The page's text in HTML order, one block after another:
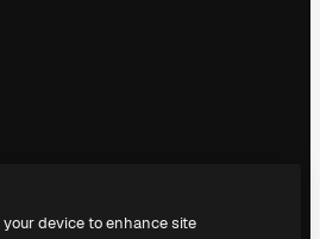
device to enhance site